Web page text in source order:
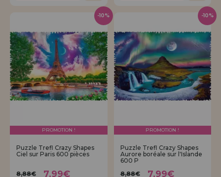
PROMOTION !
Puzzle Trefl Crazy Shapes
Ciel sur Paris 600 pièces
8,88€ 7,99€
-10%
PROMOTION !
Puzzle Trefl Crazy Shapes
Aurore boréale sur l'Islande
600 P
8,88€
7,99€
-10%